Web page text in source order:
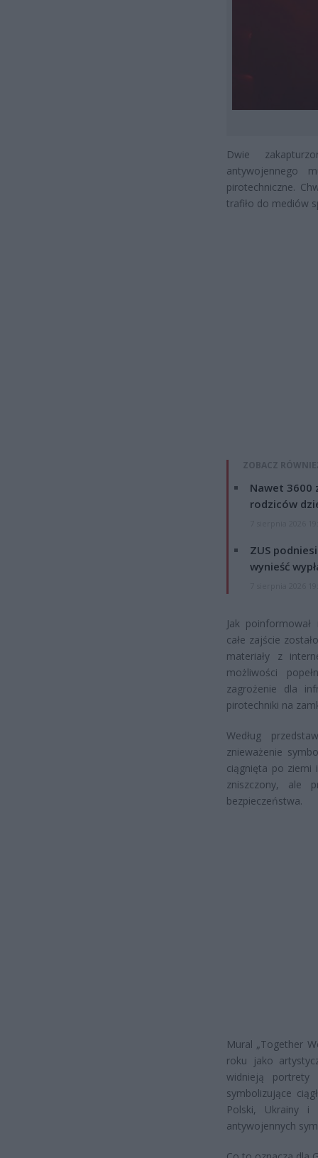
Dwie
antywojennego
pirotechniczne.
trafiło do mediów
ZOBACZ
Nawet 3600
rodziców
ZUS
wynieść
Jak
całe zajście
materiały z
możliwości
zagrożenie dla
pirotechniki na
Według
znieważenie
ciągnięta po ziemi
zniszczony, ale
bezpieczeństwa.
Mural „Together
roku jako
widnieją
symbolizujące
Polski, Ukrainy i
antywojennych